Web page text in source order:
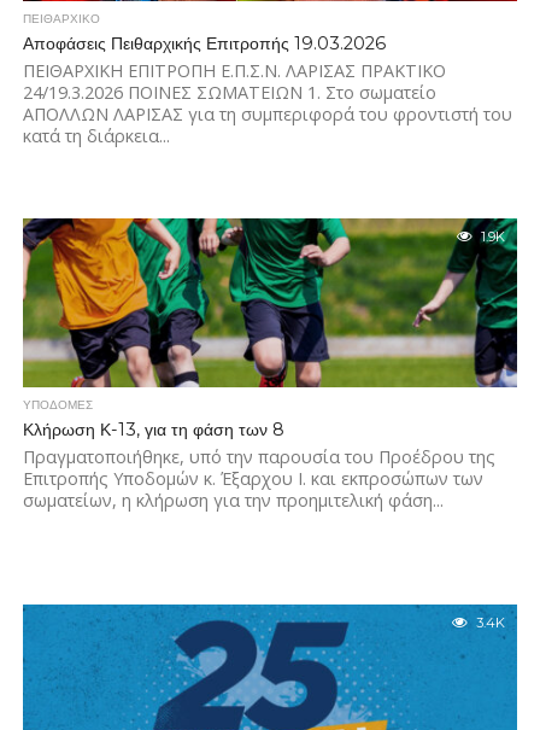
ΠΕΙΘΑΡΧΙΚΌ
Αποφάσεις Πειθαρχικής Επιτροπής 19.03.2026
ΠΕΙΘΑΡΧΙΚΗ ΕΠΙΤΡΟΠΗ Ε.Π.Σ.Ν. ΛΑΡΙΣΑΣ ΠΡΑΚΤΙΚΟ
24/19.3.2026 ΠΟΙΝΕΣ ΣΩΜΑΤΕΙΩΝ 1. Στο σωματείο
ΑΠΟΛΛΩΝ ΛΑΡΙΣΑΣ για τη συμπεριφορά του φροντιστή του
κατά τη διάρκεια...
1.9K
ΥΠΟΔΟΜΈΣ
Κλήρωση Κ-13, για τη φάση των 8
Πραγματοποιήθηκε, υπό την παρουσία του Προέδρου της
Επιτροπής Υποδομών κ. Έξαρχου Ι. και εκπροσώπων των
σωματείων, η κλήρωση για την προημιτελική φάση...
3.4K